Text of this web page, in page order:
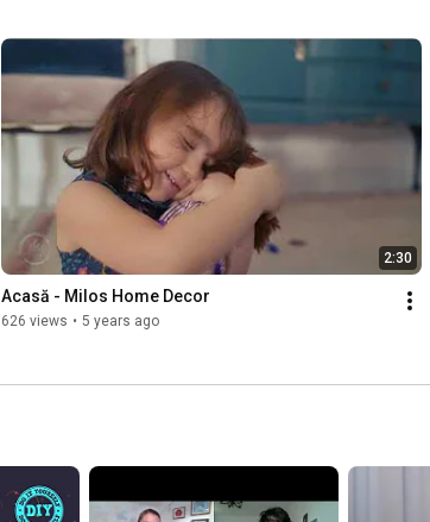
2:30
Acasă - Milos Home Decor
626 views • 5 years ago